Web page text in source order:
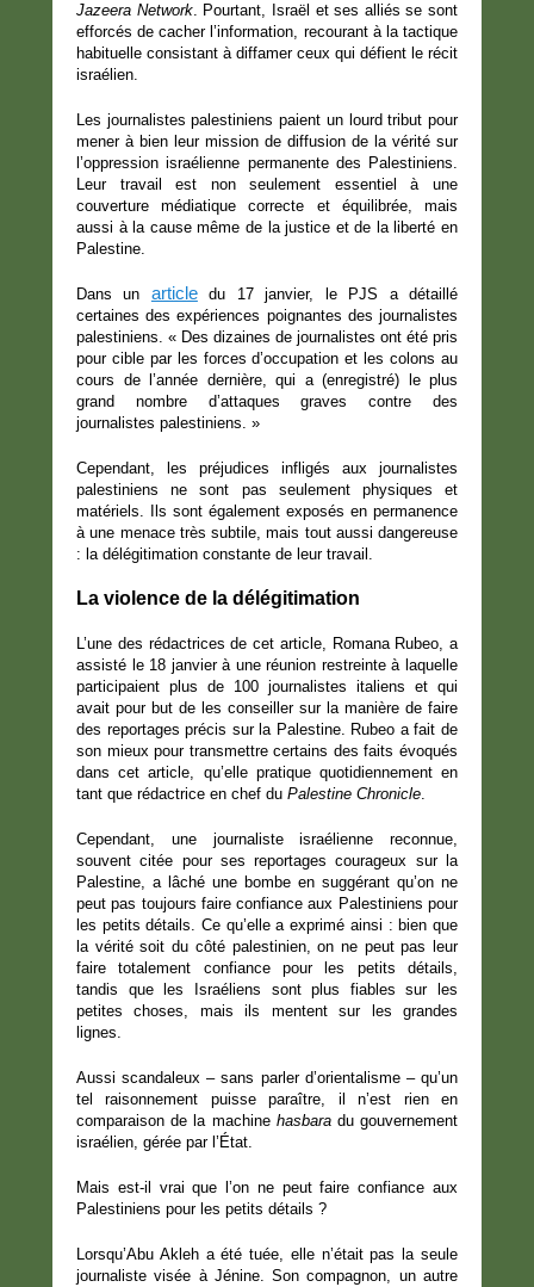
Jazeera Network. Pourtant, Israël et ses alliés se sont
efforcés de cacher l’information, recourant à la tactique
habituelle consistant à diffamer ceux qui défient le récit
israélien.
Les journalistes palestiniens paient un lourd tribut pour
mener à bien leur mission de diffusion de la vérité sur
l’oppression israélienne permanente des Palestiniens.
Leur travail est non seulement essentiel à une
couverture médiatique correcte et équilibrée, mais
aussi à la cause même de la justice et de la liberté en
Palestine.
Dans un articledu 17 janvier, le PJS a détaillé
certaines des expériences poignantes des journalistes
palestiniens. « Des dizaines de journalistes ont été pris
pour cible par les forces d’occupation et les colons au
cours de l’année dernière, qui a (enregistré) le plus
grand nombre d’attaques graves contre des
journalistes palestiniens. »
Cependant, les préjudices infligés aux journalistes
palestiniens ne sont pas seulement physiques et
matériels. Ils sont également exposés en permanence
à une menace très subtile, mais tout aussi dangereuse
: la délégitimation constante de leur travail.
La violence de la délégitimation
L’une des rédactrices de cet article, Romana Rubeo, a
assisté le 18 janvier à une réunion restreinte à laquelle
participaient plus de 100 journalistes italiens et qui
avait pour but de les conseiller sur la manière de faire
des reportages précis sur la Palestine. Rubeo a fait de
son mieux pour transmettre certains des faits évoqués
dans cet article, qu’elle pratique quotidiennement en
tant que rédactrice en chef du Palestine Chronicle.
Cependant, une journaliste israélienne reconnue,
souvent citée pour ses reportages courageux sur la
Palestine, a lâché une bombe en suggérant qu’on ne
peut pas toujours faire confiance aux Palestiniens pour
les petits détails. Ce qu’elle a exprimé ainsi : bien que
la vérité soit du côté palestinien, on ne peut pas leur
faire totalement confiance pour les petits détails,
tandis que les Israéliens sont plus fiables sur les
petites choses, mais ils mentent sur les grandes
lignes.
Aussi scandaleux – sans parler d’orientalisme – qu’un
tel raisonnement puisse paraître, il n’est rien en
comparaison de la machine hasbaradu gouvernement
israélien, gérée par l’État.
Mais est-il vrai que l’on ne peut faire confiance aux
Palestiniens pour les petits détails ?
Lorsqu’Abu Akleh a été tuée, elle n’était pas la seule
journaliste visée à Jénine. Son compagnon, un autre